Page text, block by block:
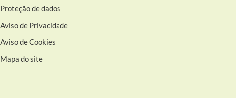
Proteção de dados
Aviso de Privacidade
Aviso de Cookies
Mapa do site